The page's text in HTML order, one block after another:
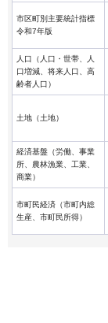
市区町別主要統計指標
令和7年版
人口（人口・世帯、人
口増減、将来人口、高
齢者人口）
土地（土地）
経済基盤（労働、事業
所、農林漁業、工業、
商業）
市町民経済（市町内総
生産、市町民所得）